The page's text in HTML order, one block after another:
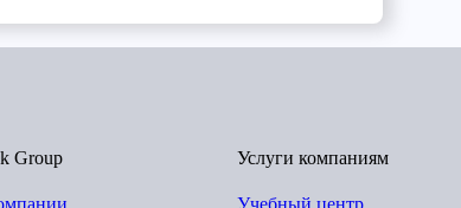
Group Услуги компаниям
Учебный центр